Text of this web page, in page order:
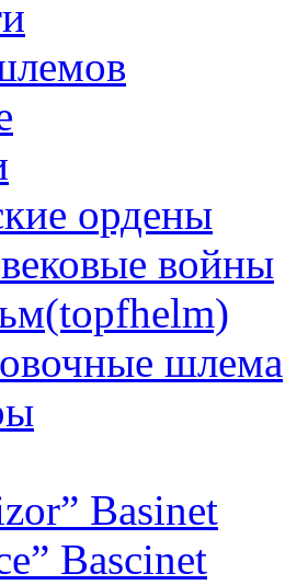
ордены
войны
шлема
Basinet
Bascinet